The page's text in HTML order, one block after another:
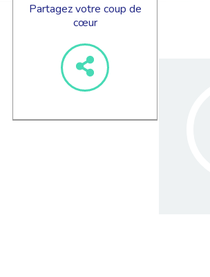
Partagez votre coup de
cœur